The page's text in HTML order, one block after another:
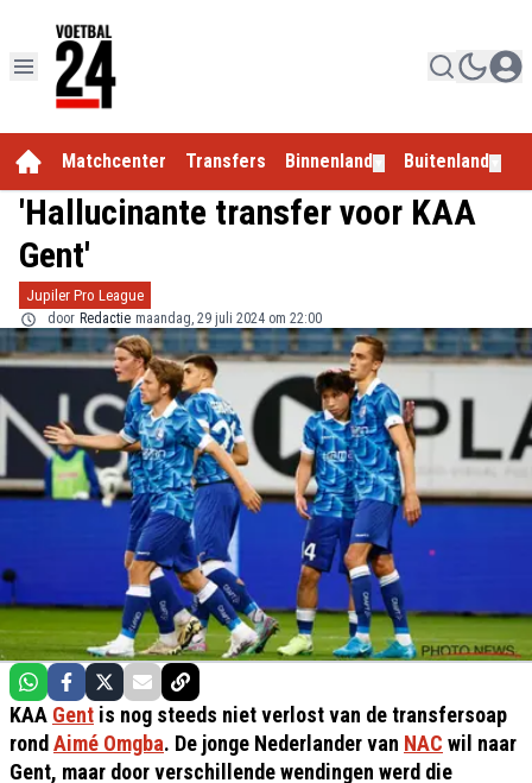
Matchcenter Transfers Binnenland Buitenland
'Hallucinante transfer voor KAA
Gent'
Jupiler Pro League
door Redactie maandag, 29 juli 2024 om 22:00
KAA Gent is nog steeds niet verlost van de transfersoap
rond Aimé Omgba. De jonge Nederlander van NAC wil naar
Gent, maar door verschillende wendingen werd die